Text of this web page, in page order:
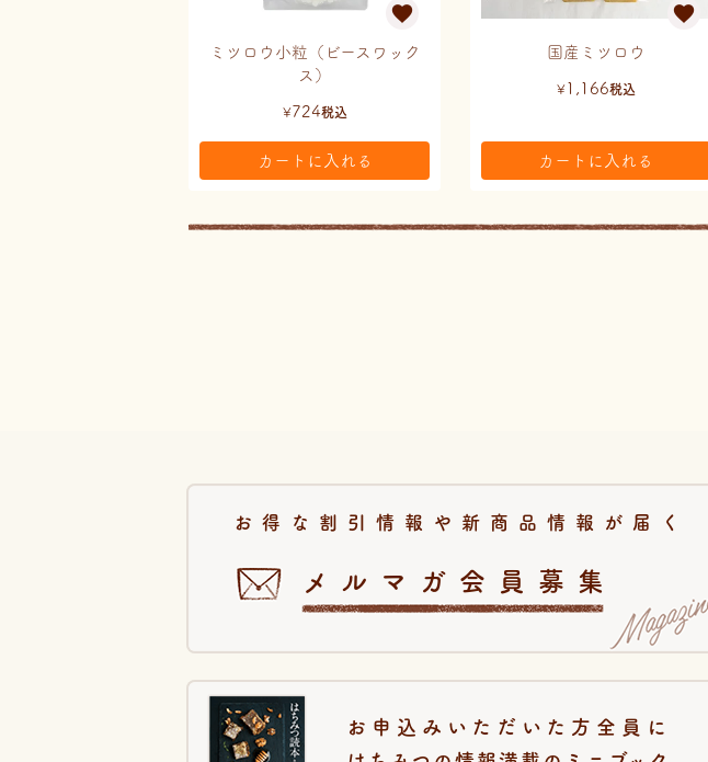
ミツロウ小粒（ビースワック
ス）
¥724税込
カートに入れる
国産ミツロウ
¥1,166税込
カートに入れる
お得な割引情報や新商品情報が届く
メルマガ会員募集
お申込みいただいた方全員に